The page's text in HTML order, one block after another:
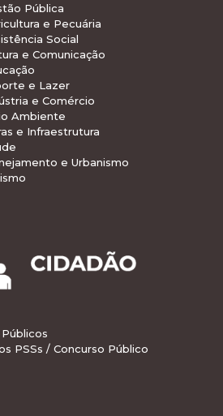
Pública
e Pecuária
Social
e Comunicação
e Lazer
e Comércio
Ambiente
e Infraestrutura
e Urbanismo
PSSs / Concurso Público